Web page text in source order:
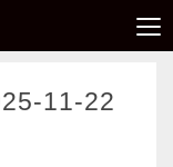
11-22